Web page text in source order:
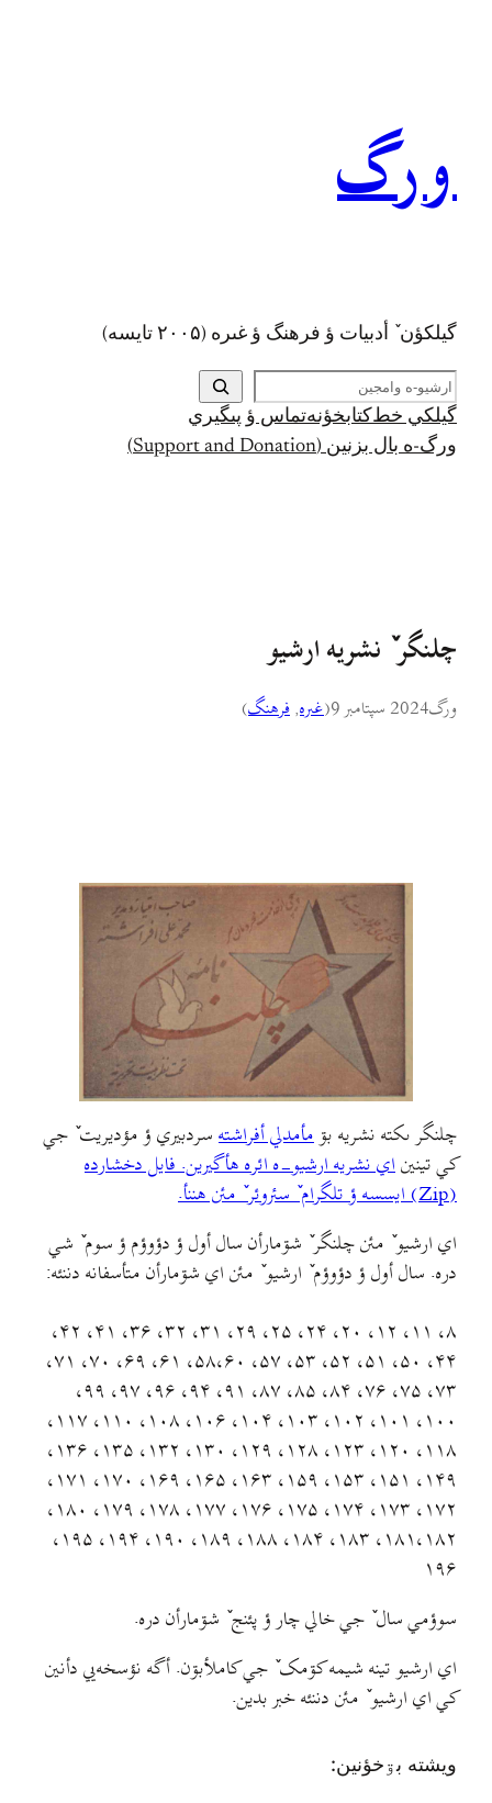
ورگ
گيلکؤن ٚ أدبیات ؤ فرهنگ ؤ غىره (۲۰۰۵ تايسه)
ج
س
ت
ج
گيلکي خط کتابخؤنهتماس ؤ پىگيري
ورگ-ه بال بزنين (Support and Donation)
چلنگر ٚ نشريه ارشيو
ورگ2024 سپتامبر 9 (غىره, فرهنگ)
چلنگر ىکته نشريه بۊ مأمدلي أفراشته سردبيري ؤ مؤديريت ٚ جي
کي تينيناي نشريه ارشيو-ه ائره هأگيرين. فايل دخشارده
(Zip) ايسسه ؤ تلگرام ٚ سئروئر ٚ مئن هننأ.
اي ارشيو ٚ مئن چلنگر ٚ شۊمارأن سال أول ؤ دؤوؤم ؤ سوم ٚ شي
دره. سال أول ؤ دؤوؤم ٚ ارشيو ٚ مئن اي شۊمارأن متأسفانه دننئه:
۸، ۱۱، ۱۲، ۲۰، ۲۴، ۲۵، ۲۹، ۳۱، ۳۲، ۳۶، ۴۱، ۴۲،
۴۴، ۵۰، ۵۱، ۵۲، ۵۳، ۵۷، ۵۸،۶۰، ۶۱، ۶۹، ۷۰، ۷۱،
۷۳، ۷۵، ۷۶، ۸۴، ۸۵، ۸۷، ۹۱، ۹۴، ۹۶، ۹۷، ۹۹،
۱۰۰، ۱۰۱، ۱۰۲، ۱۰۳، ۱۰۴، ۱۰۶، ۱۰۸، ۱۱۰، ۱۱۷،
۱۱۸، ۱۲۰، ۱۲۳، ۱۲۸، ۱۲۹، ۱۳۰، ۱۳۲، ۱۳۵، ۱۳۶،
۱۴۹، ۱۵۱، ۱۵۳، ۱۵۹، ۱۶۳، ۱۶۵، ۱۶۹، ۱۷۰، ۱۷۱،
۱۷۲، ۱۷۳، ۱۷۴، ۱۷۵، ۱۷۶، ۱۷۷، ۱۷۸، ۱۷۹، ۱۸۰،
۱۸۱،۱۸۲، ۱۸۳، ۱۸۴، ۱۸۸، ۱۸۹، ۱۹۰، ۱۹۴، ۱۹۵،
۱۹۶
سوؤمي سال ٚ جي خالي چار ؤ پئنج ٚ شۊمارأن دره.
اي ارشيو تينه شيمه کۊمک ٚ جي کاملأبۊن. أگه نؤسخه‌يي دأنين
کي اي ارشيو ٚ مئن دننئه خبر بدين.
ويشته بۊخؤنين: